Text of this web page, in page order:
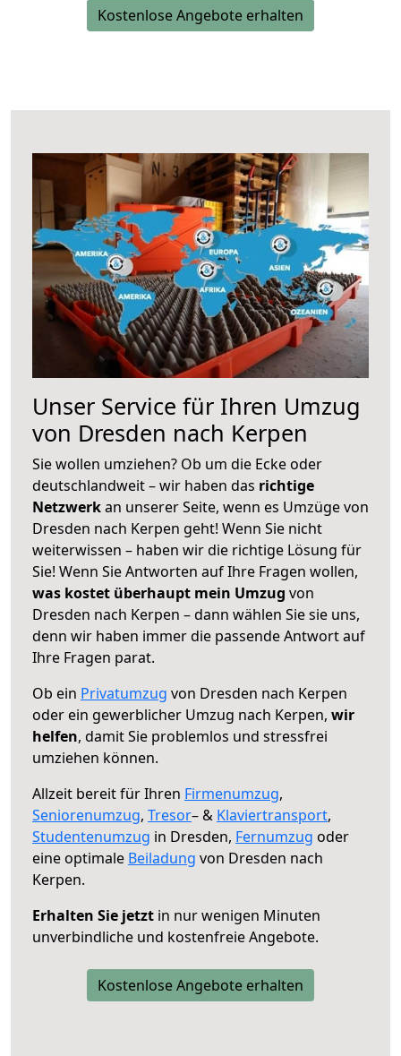
Kostenlose Angebote erhalten
Unser Service für Ihren Umzug
von Dresden nach Kerpen
Sie wollen umziehen? Ob um die Ecke oder
deutschlandweit – wir haben das richtige
Netzwerkan unserer Seite, wenn es Umzüge von
Dresden nach Kerpen geht! Wenn Sie nicht
weiterwissen – haben wir die richtige Lösung für
Sie! Wenn Sie Antworten auf Ihre Fragen wollen,
was kostet überhaupt mein Umzug von
Dresden nach Kerpen – dann wählen Sie sie uns,
denn wir haben immer die passende Antwort auf
Ihre Fragen parat.
Ob ein Privatumzug von Dresden nach Kerpen
oder ein gewerblicher Umzug nach Kerpen, wir
helfen, damit Sie problemlos und stressfrei
umziehen können.
Allzeit bereit für Ihren Firmenumzug,
Seniorenumzug, Tresor– & Klaviertransport,
Studentenumzug in Dresden, Fernumzug oder
eine optimale Beiladung von Dresden nach
Kerpen.
Erhalten Sie jetzt in nur wenigen Minuten
unverbindliche und kostenfreie Angebote.
Kostenlose Angebote erhalten